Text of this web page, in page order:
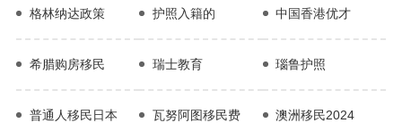
格林纳达政策 护照入籍的 中国香港优才
希腊购房移民 瑞士教育 瑙鲁护照
普通人移民日本 瓦努阿图移民费 澳洲移民2024